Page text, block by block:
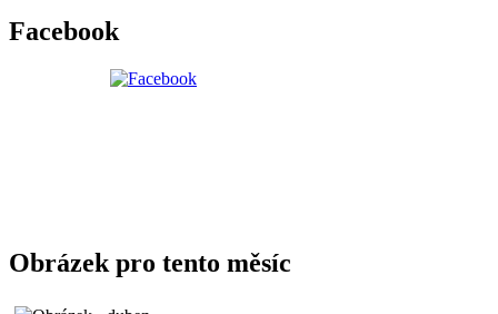
Facebook
Obrázek pro tento měsíc